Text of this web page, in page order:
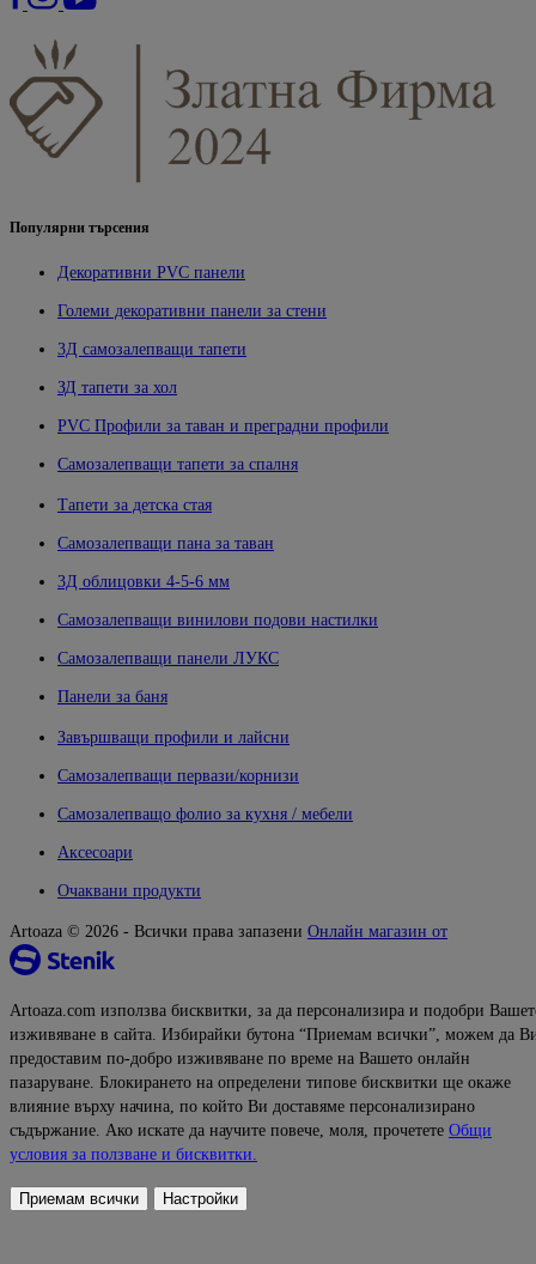
Популярни търсения
Декоративни PVC панели
Големи декоративни панели за стени
3Д самозалепващи тапети
ЗД тапети за хол
PVC Профили за таван и преградни профили
Самозалепващи тапети за спалня
Тапети за детска стая
Самозалепващи пана за таван
3Д облицовки 4-5-6 мм
Самозалепващи винилови подови настилки
Самозалепващи панели ЛУКС
Панели за баня
Завършващи профили и лайсни
Самозалепващи первази/корнизи
Самозалепващо фолио за кухня / мебели
Аксесоари
Очаквани продукти
Artoaza © 2026 - Всички права запазени Онлайн магазин от
Artoaza.com използва бисквитки, за да персонализира и подобри
изживяване в сайта. Избирайки бутона “Приемам всички”, можем да
предоставим по-добро изживяване по време на Вашето онлайн
пазаруване. Блокирането на определени типове бисквитки ще окаже
влияние върху начина, по който Ви доставяме персонализирано
съдържание. Ако искате да научите повече, моля, прочетете Общи
условия за ползване и бисквитки.
Приемам всички Настройки